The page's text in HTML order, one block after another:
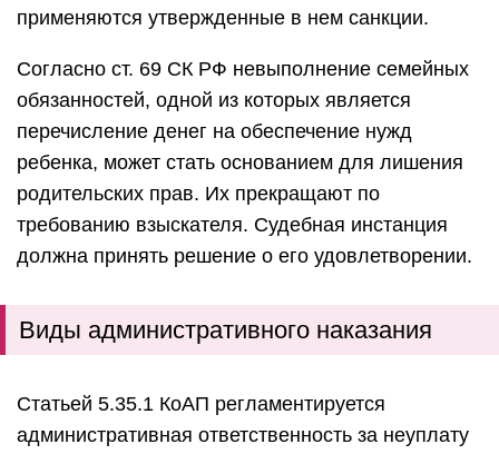
применяются утвержденные в нем санкции.
Согласно ст. 69 СК РФ невыполнение семейных
обязанностей, одной из которых является
перечисление денег на обеспечение нужд
ребенка, может стать основанием для лишения
родительских прав. Их прекращают по
требованию взыскателя. Судебная инстанция
должна принять решение о его удовлетворении.
Виды административного наказания
Статьей 5.35.1 КоАП регламентируется
административная ответственность за неуплату